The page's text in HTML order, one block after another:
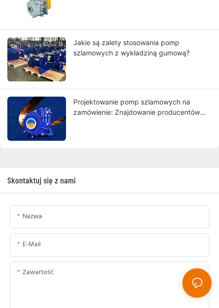
Jakie są zalety stosowania pomp
szlamowych z wykładziną gumową?
Projektowanie pomp szlamowych na
zamówienie: Znajdowanie producentów
Skontaktuj się z nami
Nazwa
E-Mail
Zawartość